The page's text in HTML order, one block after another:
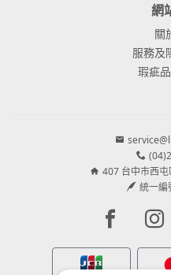
網
關
服務及
瑕疵
407 台中市西
統一編